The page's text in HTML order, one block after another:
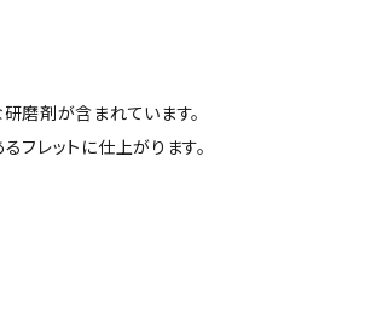
磨剤が含まれています。
レットに仕上がります。